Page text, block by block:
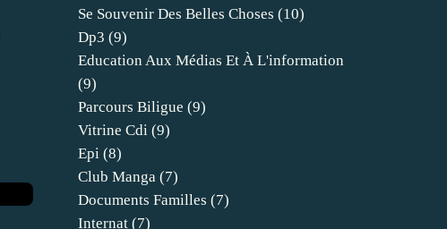
Se Souvenir Des Belles Choses (10)
Dp3 (9)
Education Aux Médias Et À L'information
(9)
Parcours Biligue (9)
Vitrine Cdi (9)
Epi (8)
Club Manga (7)
Documents Familles (7)
Internat (7)